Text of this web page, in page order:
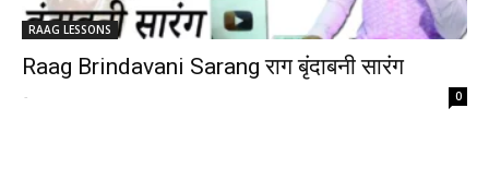
RAAG LESSONS
Raag Brindavani Sarang राग बृंदाबनी सारंग
- 0